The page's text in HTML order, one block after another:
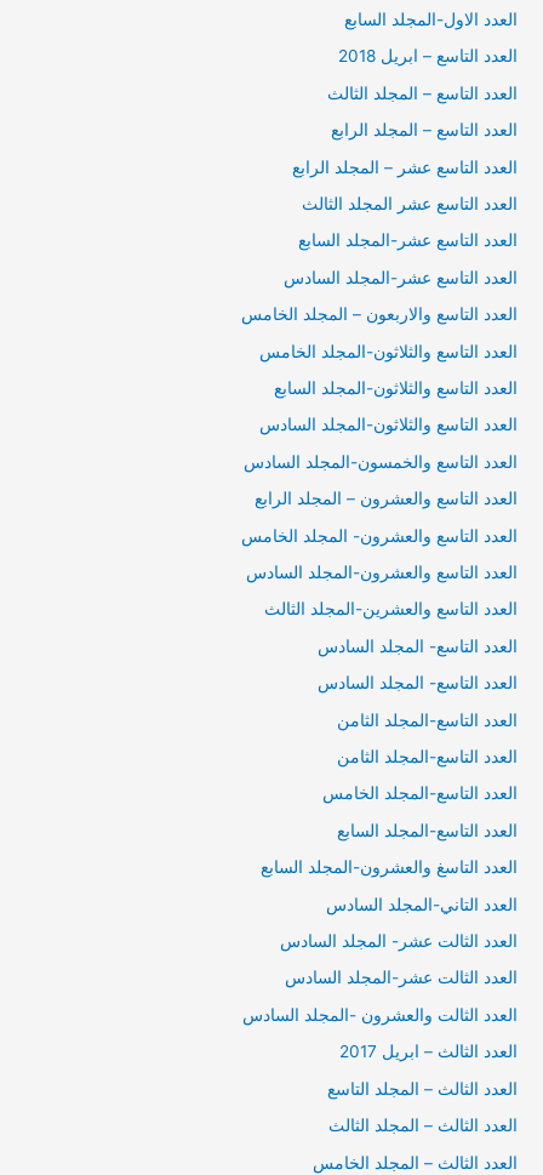
العدد الاول-المجلد السابع
العدد التاسع – ابريل 2018
العدد التاسع – المجلد الثالث
العدد التاسع – المجلد الرابع
العدد التاسع عشر – المجلد الرابع
العدد التاسع عشر المجلد الثالث
العدد التاسع عشر-المجلد السابع
العدد التاسع عشر-المجلد السادس
العدد التاسع والاربعون – المجلد الخامس
العدد التاسع والثلاثون-المجلد الخامس
العدد التاسع والثلاثون-المجلد السابع
العدد التاسع والثلاثون-المجلد السادس
العدد التاسع والخمسون-المجلد السادس
العدد التاسع والعشرون – المجلد الرابع
العدد التاسع والعشرون- المجلد الخامس
العدد التاسع والعشرون-المجلد السادس
العدد التاسع والعشرين-المجلد الثالث
العدد التاسع- المجلد السادس
العدد التاسع- المجلد السادس
العدد التاسع-المجلد الثامن
العدد التاسع-المجلد الثامن
العدد التاسع-المجلد الخامس
العدد التاسع-المجلد السابع
العدد التاسغ والعشرون-المجلد السابع
العدد التاني-المجلد السادس
العدد الثالت عشر- المجلد السادس
العدد الثالت عشر-المجلد السادس
العدد الثالت والعشرون -المجلد السادس
العدد الثالث – ابريل 2017
العدد الثالث – المجلد التاسع
العدد الثالث – المجلد الثالث
العدد الثالث – المجلد الخامس